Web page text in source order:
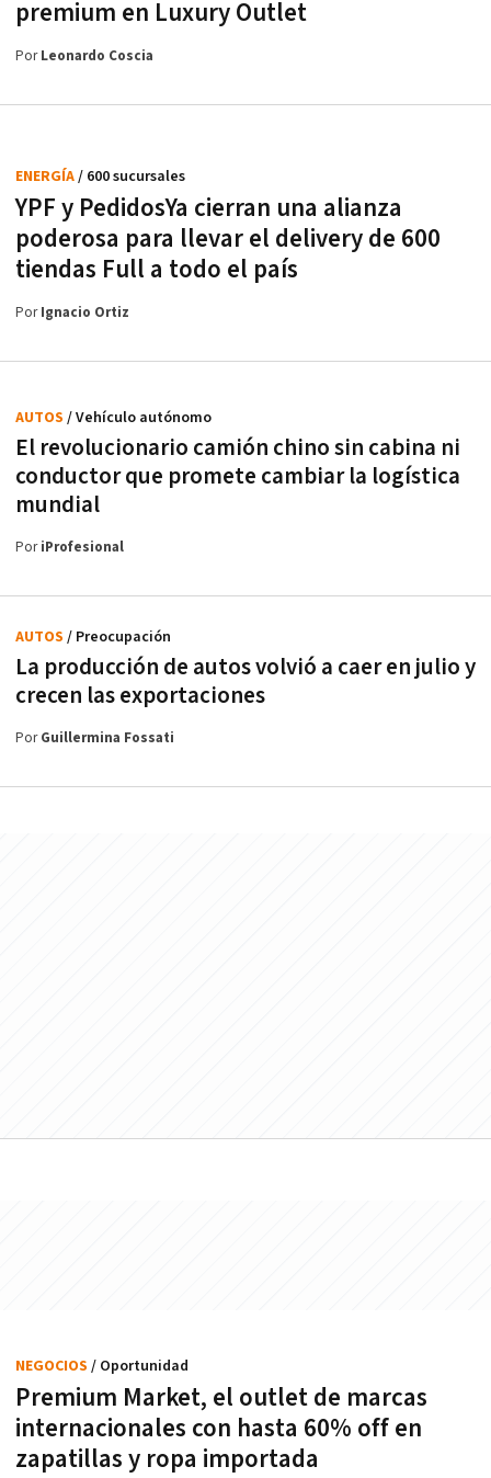
premium en Luxury Outlet
PorLeonardo Coscia
YPF y PedidosYa cierran una alianza
poderosa para llevar el delivery de 600
tiendas Full a todo el país
ENERGÍA/ 600 sucursales
PorIgnacio Ortiz
El revolucionario camión chino sin cabina ni
conductor que promete cambiar la logística
mundial
AUTOS / Vehículo autónomo
PoriProfesional
La producción de autos volvió a caer en julio y
crecen las exportaciones
AUTOS / Preocupación
PorGuillermina Fossati
Premium Market, el outlet de marcas
internacionales con hasta 60% off en
zapatillas y ropa importada
NEGOCIOS / Oportunidad